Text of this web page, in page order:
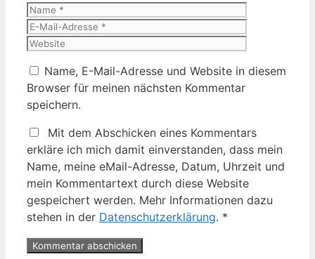
Name
Name, E-Mail-Adresse und Website in diesem
Browser für meinen nächsten Kommentar
speichern.
Mit dem Abschicken eines Kommentars
erkläre ich mich damit einverstanden, dass mein
Name, meine eMail-Adresse, Datum, Uhrzeit und
mein Kommentartext durch diese Website
gespeichert werden. Mehr Informationen dazu
stehen in der Datenschutzerklärung. *